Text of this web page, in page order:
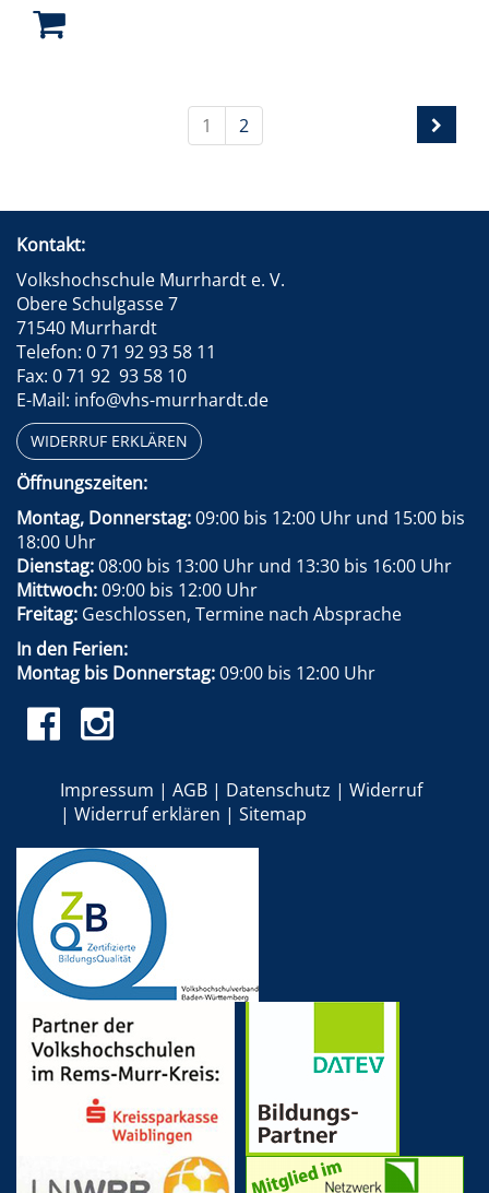
1 2
Kontakt:
Volkshochschule Murrhardt e. V.
Obere Schulgasse 7
71540 Murrhardt
Telefon: 0 71 92 93 58 11
Fax: 0 71 92 93 58 10
E-Mail: info@vhs-murrhardt.de
WIDERRUF ERKLÄREN
Öffnungszeiten:
Montag, Donnerstag:09:00 bis 12:00 Uhr und 15:00 bis
18:00 Uhr
Dienstag:08:00 bis 13:00 Uhr und 13:30 bis 16:00 Uhr
Mittwoch:09:00 bis 12:00 Uhr
Freitag: Geschlossen, Termine nach Absprache
In den Ferien:
Montag bis Donnerstag:09:00 bis 12:00 Uhr
Impressum AGB Datenschutz
Widerruf
Widerruf erklären
Sitemap